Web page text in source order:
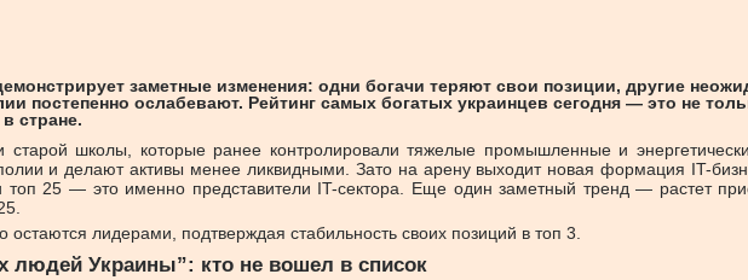
заметные изменения: одни богачи теряют свои позиции, другие
постепенно ослабевают. Рейтинг самых богатых украинцев сегодня — это не
стране.
старой школы, которые ранее контролировали тяжелые промышленные и
и делают активы менее ликвидными. Зато на арену выходит новая формация IT-
топ 25 — это именно представители IT-сектора. Еще один заметный тренд — растет
лидерами, подтверждая стабильность своих позиций в топ 3.
людей Украины”: кто не вошел в список